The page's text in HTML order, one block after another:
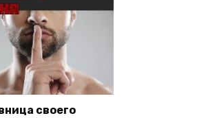
своего